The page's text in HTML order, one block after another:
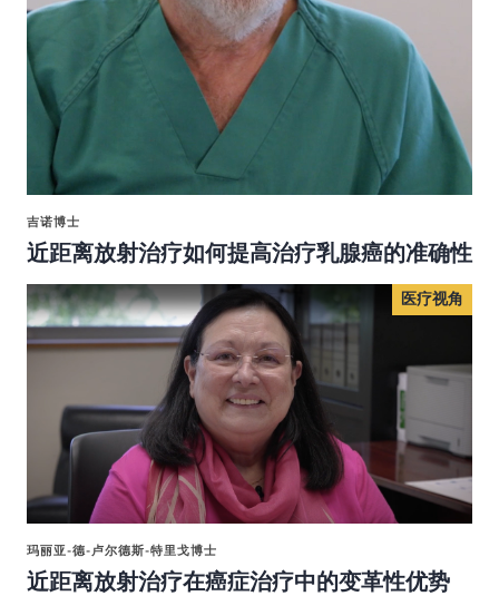
吉诺博士
近距离放射治疗如何提高治疗乳腺癌的准确性
医疗视角
玛丽亚-德-卢尔德斯-特里戈博士
近距离放射治疗在癌症治疗中的变革性优势